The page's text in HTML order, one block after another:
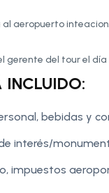
aeropuerto
gerente del tour el día
INCLUIDO:
bebidas y
interés/
impuestos